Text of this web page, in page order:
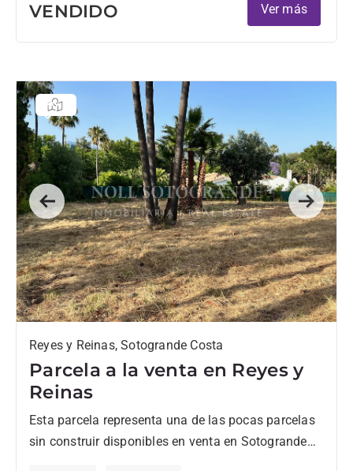
VENDIDO Ver más
Previous Next
Reyes y Reinas, Sotogrande Costa
Parcela a la venta en Reyes y
Reinas
Esta parcela representa una de las pocas parcelas
sin construir disponibles en venta en Sotogrande